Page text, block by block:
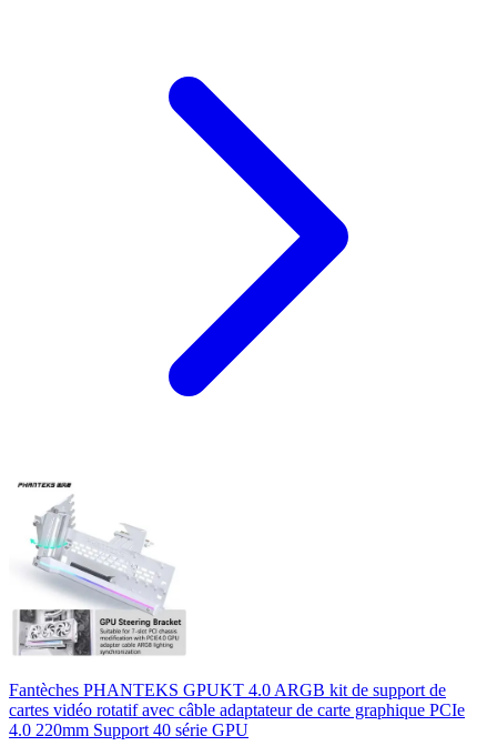
Fantèches PHANTEKS GPUKT 4.0 ARGB kit de support de
cartes vidéo rotatif avec câble adaptateur de carte graphique PCIe
4.0 220mm Support 40 série GPU